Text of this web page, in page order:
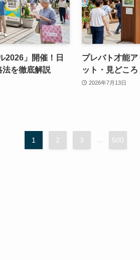
2026」開催！日
法を徹底解説
プレバト才能
ット・見どこ
2026年7月13日
1 2 3 500